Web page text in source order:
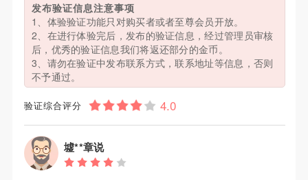
发布验证信息注意事项
1、体验验证功能只对购买者或者至尊会员开放。
2、在进行体验完后，发布的验证信息，经过管理员审核
后，优秀的验证信息我们将返还部分的金币。
3、请勿在验证中发布联系方式，联系地址等信息，否则
不予通过。
验证综合评分
墟**章说